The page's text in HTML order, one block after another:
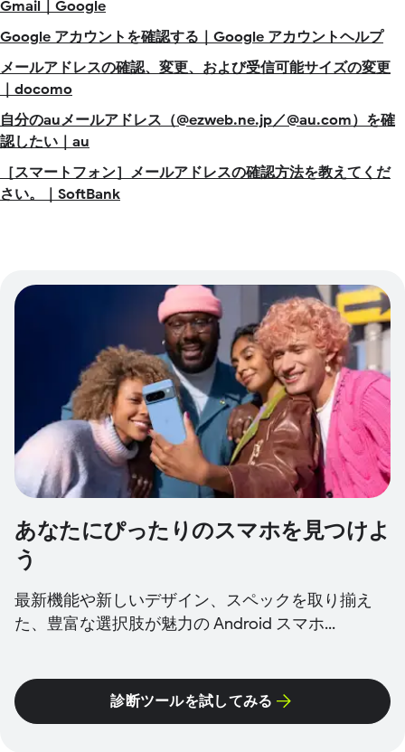
Gmail｜Google
Google アカウントを確認する｜Google アカウントヘルプ
メールアドレスの確認、変更、および受信可能サイズの変更
｜docomo
自分のauメールアドレス（@ezweb.ne.jp／@au.com）を確
認したい｜au
［スマートフォン］メールアドレスの確認方法を教えてくだ
さい。｜SoftBank
あなたにぴったりのスマホを見つけよ
う
最新機能や新しいデザイン、スペックを取り揃え
た、豊富な選択肢が魅力の Android スマホ...
診断ツールを試してみる